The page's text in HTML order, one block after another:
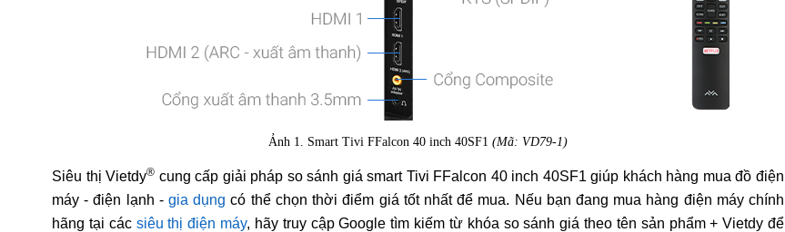
Ảnh 1. Smart Tivi FFalcon 40 inch 40SF1 (Mã: VD79-1)
Siêu thị Vietdy® cung cấp giải pháp so sánh giá smart Tivi FFalcon 40 inch 40SF1 giúp khách hàng mua đồ điện
máy - điện lạnh -gia dụng có thể chọn thời điểm giá tốt nhất để mua. Nếu bạn đang mua hàng điện máy chính
hãng tại các siêu thị điện máy, hãy truy cập Google tìm kiếm từ khóa so sánh giá theo tên sản phẩm + Vietdy để